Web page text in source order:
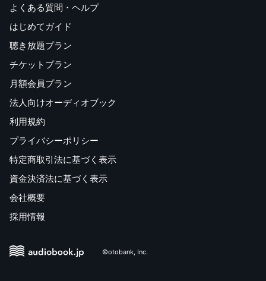
よくある質問・ヘルプ
はじめてガイド
聴き放題プラン
チケットプラン
月額会員プラン
法人向けオーディオブック
利用規約
プライバシーポリシー
特定商取引法に基づく表示
資金決済法に基づく表示
会社概要
採用情報
©otobank, Inc.